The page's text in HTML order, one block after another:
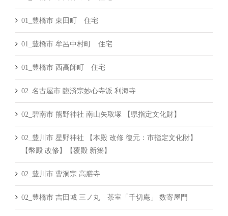
01_豊橋市 東田町 住宅
01_豊橋市 牟呂中村町 住宅
01_豊橋市 西高師町 住宅
02_名古屋市 臨済宗妙心寺派 利海寺
02_碧南市 熊野神社 南山矢取塚 【県指定文化財】
02_豊川市 星野神社 【本殿 改修 復元：市指定文化財】
【幣殿 改修】【覆殿 新築】
02_豊川市 曹洞宗 高膳寺
02_豊橋市 吉田城 三ノ丸 茶室「千切庵」 数寄屋門